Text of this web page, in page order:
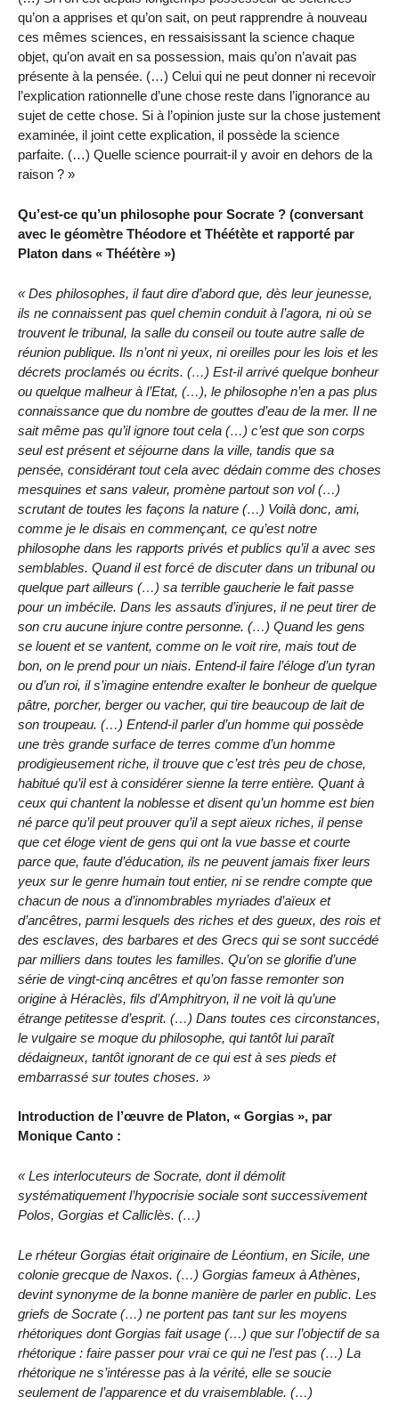
qu’on a apprises et qu’on sait, on peut rapprendre à nouveau
ces mêmes sciences, en ressaisissant la science chaque
objet, qu’on avait en sa possession, mais qu’on n’avait pas
présente à la pensée. (…) Celui qui ne peut donner ni recevoir
l’explication rationnelle d’une chose reste dans l’ignorance au
sujet de cette chose. Si à l’opinion juste sur la chose justement
examinée, il joint cette explication, il possède la science
parfaite. (…) Quelle science pourrait-il y avoir en dehors de la
raison ? »
Qu’est-ce qu’un philosophe pour Socrate ? (conversant
avec le géomètre Théodore et Théétète et rapporté par
Platon dans « Théétère »)
« Des philosophes, il faut dire d’abord que, dès leur jeunesse,
ils ne connaissent pas quel chemin conduit à l’agora, ni où se
trouvent le tribunal, la salle du conseil ou toute autre salle de
réunion publique. Ils n’ont ni yeux, ni oreilles pour les lois et les
décrets proclamés ou écrits. (…) Est-il arrivé quelque bonheur
ou quelque malheur à l’Etat, (…), le philosophe n’en a pas plus
connaissance que du nombre de gouttes d’eau de la mer. Il ne
sait même pas qu’il ignore tout cela (…) c’est que son corps
seul est présent et séjourne dans la ville, tandis que sa
pensée, considérant tout cela avec dédain comme des choses
mesquines et sans valeur, promène partout son vol (…)
scrutant de toutes les façons la nature (…) Voilà donc, ami,
comme je le disais en commençant, ce qu’est notre
philosophe dans les rapports privés et publics qu’il a avec ses
semblables. Quand il est forcé de discuter dans un tribunal ou
quelque part ailleurs (…) sa terrible gaucherie le fait passe
pour un imbécile. Dans les assauts d’injures, il ne peut tirer de
son cru aucune injure contre personne. (…) Quand les gens
se louent et se vantent, comme on le voit rire, mais tout de
bon, on le prend pour un niais. Entend-il faire l’éloge d’un tyran
ou d’un roi, il s’imagine entendre exalter le bonheur de quelque
pâtre, porcher, berger ou vacher, qui tire beaucoup de lait de
son troupeau. (…) Entend-il parler d’un homme qui possède
une très grande surface de terres comme d’un homme
prodigieusement riche, il trouve que c’est très peu de chose,
habitué qu’il est à considérer sienne la terre entière. Quant à
ceux qui chantent la noblesse et disent qu’un homme est bien
né parce qu’il peut prouver qu’il a sept aïeux riches, il pense
que cet éloge vient de gens qui ont la vue basse et courte
parce que, faute d’éducation, ils ne peuvent jamais fixer leurs
yeux sur le genre humain tout entier, ni se rendre compte que
chacun de nous a d’innombrables myriades d’aïeux et
d’ancêtres, parmi lesquels des riches et des gueux, des rois et
des esclaves, des barbares et des Grecs qui se sont succédé
par milliers dans toutes les familles. Qu’on se glorifie d’une
série de vingt-cinq ancêtres et qu’on fasse remonter son
origine à Héraclès, fils d’Amphitryon, il ne voit là qu’une
étrange petitesse d’esprit. (…) Dans toutes ces circonstances,
le vulgaire se moque du philosophe, qui tantôt lui paraît
dédaigneux, tantôt ignorant de ce qui est à ses pieds et
embarrassé sur toutes choses. »
Introduction de l’œuvre de Platon, « Gorgias », par
Monique Canto :
« Les interlocuteurs de Socrate, dont il démolit
systématiquement l’hypocrisie sociale sont successivement
Polos, Gorgias et Calliclès. (…)
Le rhéteur Gorgias était originaire de Léontium, en Sicile, une
colonie grecque de Naxos. (…) Gorgias fameux à Athènes,
devint synonyme de la bonne manière de parler en public. Les
griefs de Socrate (…) ne portent pas tant sur les moyens
rhétoriques dont Gorgias fait usage (…) que sur l’objectif de sa
rhétorique : faire passer pour vrai ce qui ne l’est pas (…) La
rhétorique ne s’intéresse pas à la vérité, elle se soucie
seulement de l’apparence et du vraisemblable. (…)